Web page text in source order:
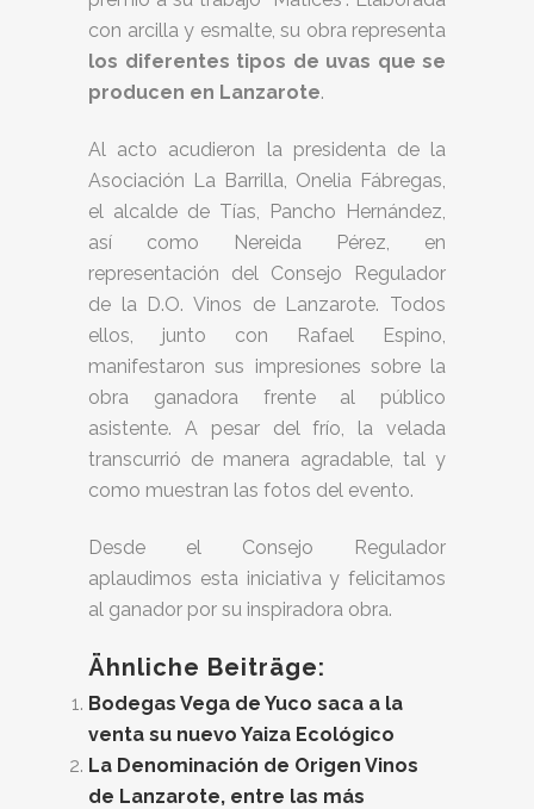
con arcilla y esmalte, su obra representa
los diferentes tipos de uvas que se
producen en Lanzarote.
Al acto acudieron la presidenta de la
Asociación La Barrilla, Onelia Fábregas,
el alcalde de Tías, Pancho Hernández,
así como Nereida Pérez, en
representación del Consejo Regulador
de la D.O. Vinos de Lanzarote. Todos
ellos, junto con Rafael Espino,
manifestaron sus impresiones sobre la
obra ganadora frente al público
asistente. A pesar del frío, la velada
transcurrió de manera agradable, tal y
como muestran las fotos del evento.
Desde el Consejo Regulador
aplaudimos esta iniciativa y felicitamos
al ganador por su inspiradora obra.
Ähnliche Beiträge:
Bodegas Vega de Yuco saca a la
venta su nuevo Yaiza Ecológico
La Denominación de Origen Vinos
de Lanzarote, entre las más